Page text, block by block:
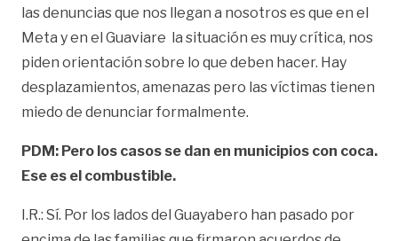
las denuncias que nos llegan a nosotros es que en el
Meta y en el Guaviare la situación es muy crítica, nos
piden orientación sobre lo que deben hacer. Hay
desplazamientos, amenazas pero las víctimas tienen
miedo de denunciar formalmente.
PDM: Pero los casos se dan en municipios con coca.
Ese es el combustible.
I.R.: Sí. Por los lados del Guayabero han pasado por